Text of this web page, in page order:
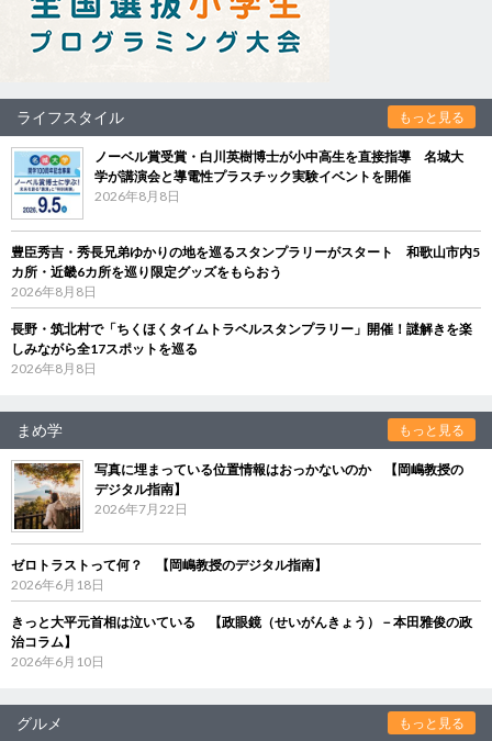
ライフスタイル もっと見る
ノーベル賞受賞・白川英樹博士が小中高生を直接指導 名城大
学が講演会と導電性プラスチック実験イベントを開催
2026年8月8日
豊臣秀吉・秀長兄弟ゆかりの地を巡るスタンプラリーがスタート 和歌山市内5
カ所・近畿6カ所を巡り限定グッズをもらおう
2026年8月8日
長野・筑北村で「ちくほくタイムトラベルスタンプラリー」開催！謎解きを楽
しみながら全17スポットを巡る
2026年8月8日
まめ学 もっと見る
写真に埋まっている位置情報はおっかないのか 【岡嶋教授の
デジタル指南】
2026年7月22日
ゼロトラストって何？ 【岡嶋教授のデジタル指南】
2026年6月18日
きっと大平元首相は泣いている 【政眼鏡（せいがんきょう）－本田雅俊の政
治コラム】
2026年6月10日
グルメ もっと見る